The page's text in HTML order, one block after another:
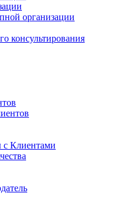
организации
консультирования
Клиентами